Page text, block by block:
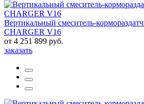
Вертикальный смеситель-
CHARGER V16
от 4 251 899 руб.
заказать